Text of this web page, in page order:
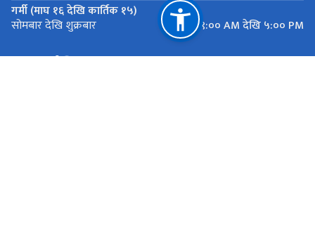
गर्मी (माघ १६ देखि कार्तिक १५)
सोमबार देखि शुक्रबार ९:०० AM देखि ५:०० PM
महत्त्वपूर्ण लिङ्कहरू